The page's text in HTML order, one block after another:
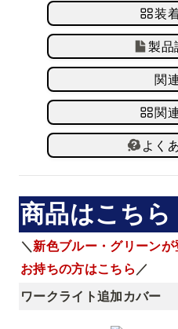
装
製品
関
関
よく
商品はこちら
＼ 新色ブルー・グリーン
お持ちの方はこちら ／
ワークライト追加カバー